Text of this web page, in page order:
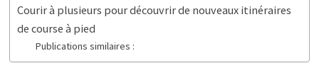
Courir à plusieurs pour découvrir de nouveaux itinéraires
de course à pied
Publications similaires :